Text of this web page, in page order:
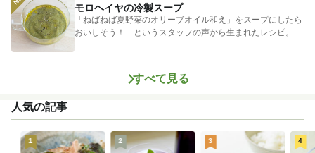
モロヘイヤの冷製スープ
「ねばねば夏野菜のオリーブオイル和え」をスープにしたら
おいしそう！ というスタッフの声から生まれたレシピ。つ
すべて見る
人気の記事
1 2 3 4